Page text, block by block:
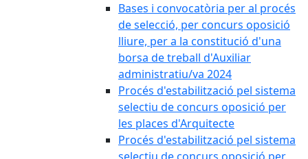
Bases i convocatòria per al procés
de selecció, per concurs oposició
lliure, per a la constitució d'una
borsa de treball d'Auxiliar
administratiu/va 2024
Procés d'estabilització pel sistema
selectiu de concurs oposició per
les places d'Arquitecte
Procés d'estabilització pel sistema